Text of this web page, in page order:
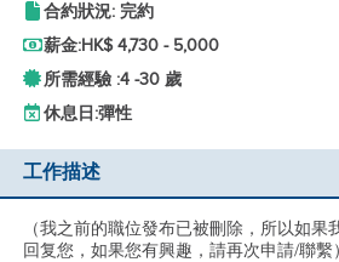
合約狀況: 完約
薪金:HK$ 4,730 - 5,000
所需經驗 :4 -30 歲
休息日:彈性
工作描述
（我之前的職位發布已被刪除，所以如
回复您，如果您有興趣，請再次申請/聯繫）